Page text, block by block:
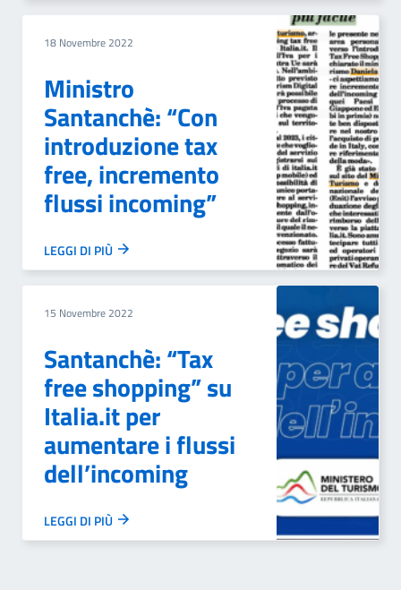
18 Novembre 2022
Ministro
Santanchè: “Con
introduzione tax
free, incremento
flussi incoming”
LEGGI DI PIÙ
15 Novembre 2022
Santanchè: “Tax
free shopping” su
Italia.it per
aumentare i flussi
dell’incoming
LEGGI DI PIÙ